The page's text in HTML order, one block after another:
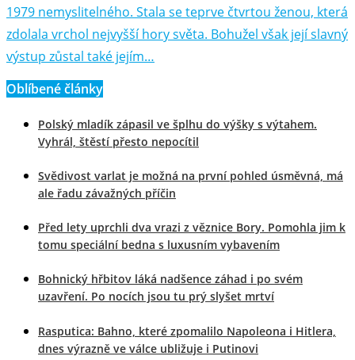
1979 nemyslitelného. Stala se teprve čtvrtou ženou, která
zdolala vrchol nejvyšší hory světa. Bohužel však její slavný
výstup zůstal také jejím…
Oblíbené články
Polský mladík zápasil ve šplhu do výšky s výtahem.
Vyhrál, štěstí přesto nepocítil
Svědivost varlat je možná na první pohled úsměvná, má
ale řadu závažných příčin
Před lety uprchli dva vrazi z věznice Bory. Pomohla jim k
tomu speciální bedna s luxusním vybavením
Bohnický hřbitov láká nadšence záhad i po svém
uzavření. Po nocích jsou tu prý slyšet mrtví
Rasputica: Bahno, které zpomalilo Napoleona i Hitlera,
dnes výrazně ve válce ubližuje i Putinovi